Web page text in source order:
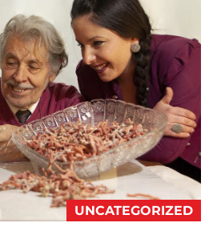
UNCATEGORIZED